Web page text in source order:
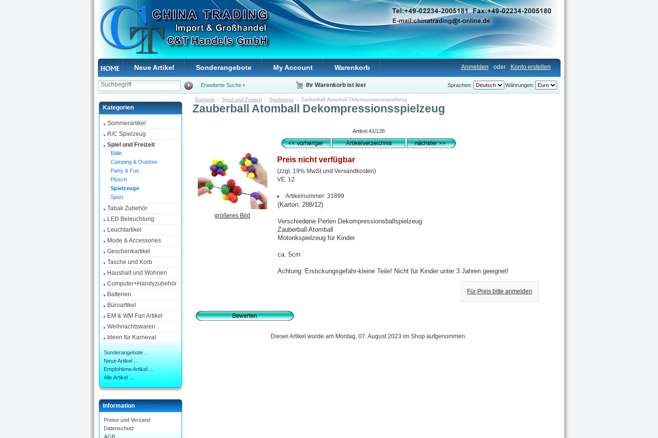
Neue Artikel Sonderangebote My Account Warenkorb Anmelden oder Konto erstellen
Erweiterte Suche Ihr Warenkorb ist leer Währungen:
Sprachen:
Kategorien
Sommerartikel
R/C Spielzeug
Spiel und Freizeit
Bälle
Camping & Outdoor
Party & Fun
Plüsch
Spielzeuge
Sport
Tabak Zubehör
LED Beleuchtung
Leuchtartikel
Mode & Accessories
Geschenkartikel
Tasche und Korb
Haushalt und Wohnen
Computer+Handyzubehör
Batterien
Büroartikel
EM & WM Fan Artikel
Weihnachtswaren
Ideen für Karneval
Sonderangebote ...
Neue Artikel ...
Empfohlene Artikel ...
Alle Artikel ...
Information
Preise und Versand
Datenschutz
AGB
Startseite :: Spiel und Freizeit :: Spielzeuge :: Zauberball Atomball Dekompressionsspielzeug
Zauberball Atomball Dekompressionsspielzeug
Artikel 41/138
größeres Bild
Preis nicht verfügbar
(zzgl. 19% MwSt und Versandkosten)
VE: 12
Artikelnummer: 31899
(Karton: 288/12)
Verschiedene Perlen Dekompressionsballspielzeug
Zauberball Atomball
Motorikspielzeug für Kinder
ca. 5cm
Achtung: Erstickungsgefahr-kleine Teile! Nicht für Kinder unter 3 Jahren geeignet!
Für Preis bitte anmelden
Dieser Artikel wurde am Montag, 07. August 2023 im Shop aufgenommen.